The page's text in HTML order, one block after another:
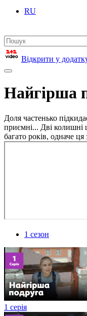
RU
Відкрити у
Найгірша
Доля частенько
приємні... Дві колишні
багато років, одначе
1 сезон
1 серія